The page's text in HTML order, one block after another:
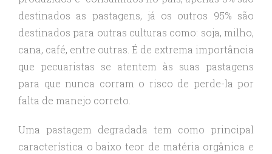
destinados as pastagens, já os outros 95% são
destinados para outras culturas como: soja, milho,
cana, café, entre outras. É de extrema importância
que pecuaristas se atentem às suas pastagens
para que nunca corram o risco de perde-la por
falta de manejo correto.
Uma pastagem degradada tem como principal
característica o baixo teor de matéria orgânica e